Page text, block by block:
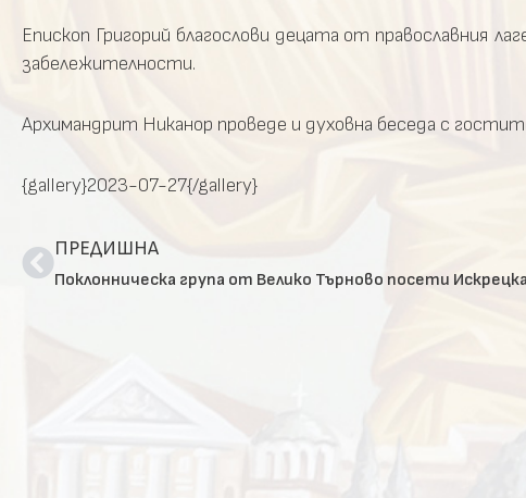
Епископ Григорий благослови децата от православния
забележителности.
Архимандрит Никанор проведе и духовна беседа с
{gallery}2023-07-27{/gallery}
ПРЕДИШНА